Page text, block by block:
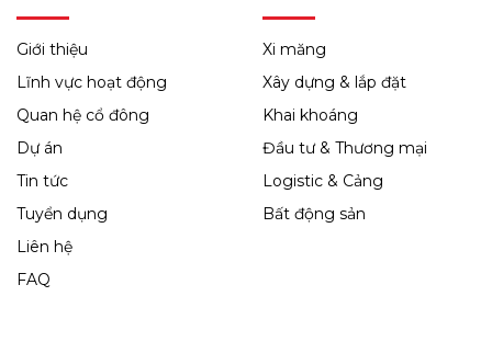
Giới thiệu
Lĩnh vực hoạt động
Quan hệ cổ đông
Dự án
Tin tức
Tuyển dụng
Liên hệ
FAQ
Xi măng
Xây dựng & lắp đặt
Khai khoáng
Đầu tư & Thương mại
Logistic & Cảng
Bất động sản